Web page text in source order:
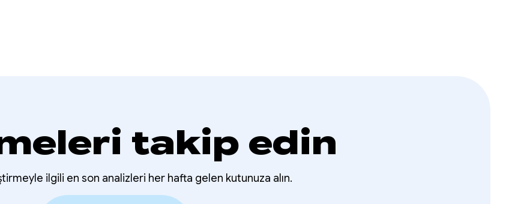
takip edin
ilgili en son analizleri her hafta gelen kutunuza alın.